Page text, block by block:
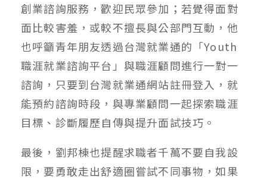
創業諮詢服務，歡迎民眾參加；若覺得面對
面比較害羞，或較不擅長與公部門互動，他
也呼籲青年朋友透過台灣就業通的「Youth
職涯就業諮詢平台」與職涯顧問進行一對一
諮詢，只要到台灣就業通網站註冊登入，就
能預約諮詢時段，與專業顧問一起探索職涯
目標、診斷履歷自傳與提升面試技巧。
最後，劉邦棟也提醒求職者千萬不要自我設
限，要勇敢走出舒適圈嘗試不同事物，如果